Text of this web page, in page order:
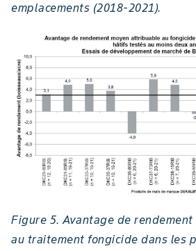
emplacements (2018-2021).
Figure 5. Avantage de
au traitement fongicide dans les